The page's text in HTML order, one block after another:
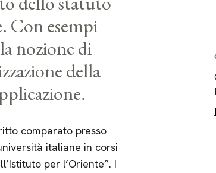
Con esempi
nozione di
della
comparato presso
italiane in corsi
per l’Oriente”. I